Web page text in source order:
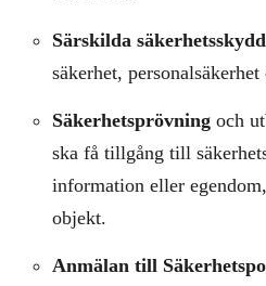
Särskilda
säkerhet,
Säkerhetsprövning och
ska få tillgång till
information eller
objekt.
Anmälan till